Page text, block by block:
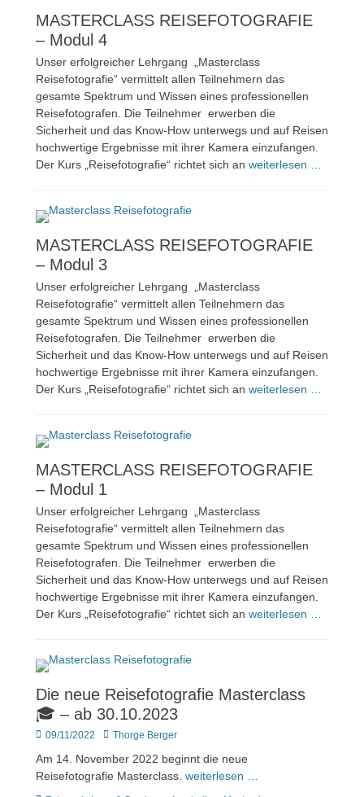
MASTERCLASS REISEFOTOGRAFIE
– Modul 4
Unser erfolgreicher Lehrgang „Masterclass
Reisefotografie“ vermittelt allen Teilnehmern das
gesamte Spektrum und Wissen eines professionellen
Reisefotografen. Die Teilnehmer erwerben die
Sicherheit und das Know-How unterwegs und auf Reisen
hochwertige Ergebnisse mit ihrer Kamera einzufangen.
Der Kurs „Reisefotografie“ richtet sich an weiterlesen …
MASTERCLASS REISEFOTOGRAFIE
– Modul 3
Unser erfolgreicher Lehrgang „Masterclass
Reisefotografie“ vermittelt allen Teilnehmern das
gesamte Spektrum und Wissen eines professionellen
Reisefotografen. Die Teilnehmer erwerben die
Sicherheit und das Know-How unterwegs und auf Reisen
hochwertige Ergebnisse mit ihrer Kamera einzufangen.
Der Kurs „Reisefotografie“ richtet sich an weiterlesen …
MASTERCLASS REISEFOTOGRAFIE
– Modul 1
Unser erfolgreicher Lehrgang „Masterclass
Reisefotografie“ vermittelt allen Teilnehmern das
gesamte Spektrum und Wissen eines professionellen
Reisefotografen. Die Teilnehmer erwerben die
Sicherheit und das Know-How unterwegs und auf Reisen
hochwertige Ergebnisse mit ihrer Kamera einzufangen.
Der Kurs „Reisefotografie“ richtet sich an weiterlesen …
Die neue Reisefotografie Masterclass
🎓 – ab 30.10.2023
Veröffentlicht
09/11/2022 Author
Thorge Berger
Am 14. November 2022 beginnt die neue
Reisefotografie Masterclass. weiterlesen …